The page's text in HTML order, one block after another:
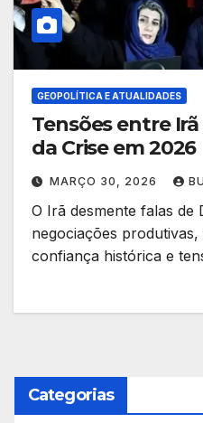
GEOPOLÍTICA E ATUALIDADES
Tensões entre
da Crise em 2026
MARÇO 30, 2026
O Irã desmente falas de
negociações
confiança histórica e
Categorias